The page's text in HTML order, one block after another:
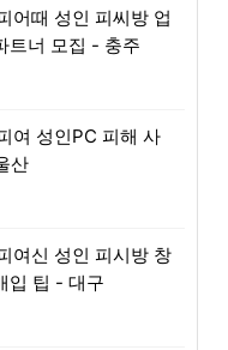
어때 성인 피씨방 업
트너 모집 - 충주
여 성인PC 피해 사
산
여신 성인 피시방 창
입 팁 - 대구